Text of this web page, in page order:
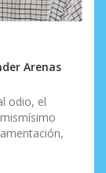
Arenas
odio, el